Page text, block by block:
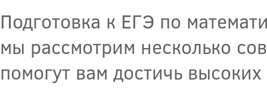
Подготовка к ЕГЭ по
мы рассмотрим несколько
помогут вам достичь высоких